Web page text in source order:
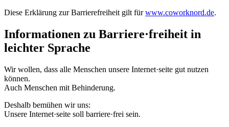
Diese Erklärung zur Barrierefreiheit gilt fürwww.coworknord.de.
Informationen zu Barriere·freiheit in
leichter Sprache
Wir wollen, dass alle Menschen unsere Internet·seite gut nutzen
können.
Auch Menschen mit Behinderung.
Deshalb bemühen wir uns:
Unsere Internet·seite soll barriere·frei sein.